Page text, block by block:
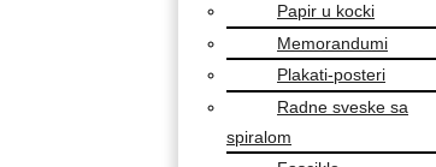
Papir u kocki
Memorandumi
Plakati-posteri
Radne sveske sa
spiralom